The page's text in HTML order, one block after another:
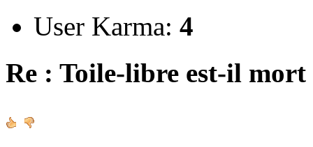
User Karma: 4
Re : Toile-libre est-il mort